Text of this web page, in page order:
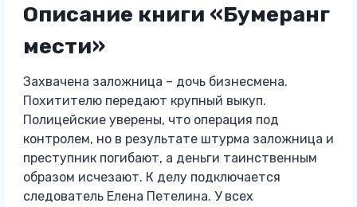
Описание книги «Бумеранг
мести»
Захвачена заложница – дочь бизнесмена.
Похитителю передают крупный выкуп.
Полицейские уверены, что операция под
контролем, но в результате штурма заложница и
преступник погибают, а деньги таинственным
образом исчезают. К делу подключается
следователь Елена Петелина. У всех